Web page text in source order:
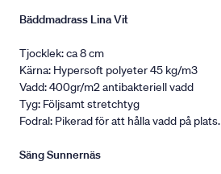
Bäddmadrass Lina Vit
Tjocklek: ca 8 cm
Kärna: Hypersoft polyeter 45 kg/m3
Vadd: 400gr/m2 antibakteriell vadd
Tyg: Följsamt stretchtyg
Fodral: Pikerad för att hålla vadd på plats.
Säng Sunnernäs